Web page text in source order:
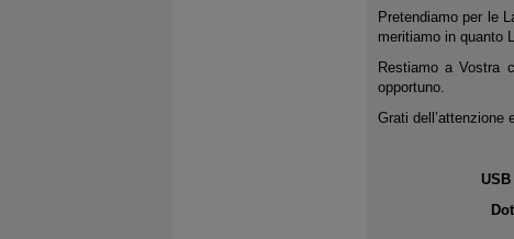
Pretendiamo per le
meritiamo in quanto
Restiamo a Vostra
opportuno.
Grati